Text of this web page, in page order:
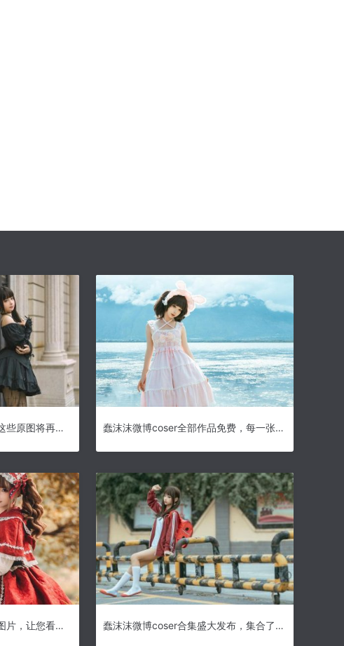
蠢沫沫检查中所有照片，这些原图将再次为你重现 蠢沫沫微博coser全部作品免费，每一张照片都是一个故事。
蠢沫沫黄豆分享超清黄豆图片，让您看到每个细节 蠢沫沫微博coser合集盛大发布，集合了最优秀作品。